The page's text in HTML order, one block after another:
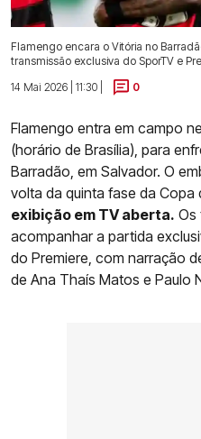
Flamengo encara o Vitória no
transmissão exclusiva do SporTV e
14 Mai 2026 | 11:30 |
0
Flamengo entra em campo
(horário de Brasília), para
Barradão, em Salvador. O
volta da quinta fase da Copa
exibição em TV aberta. Os
acompanhar a partida
do Premiere, com narração
de Ana Thaís Matos e Paulo